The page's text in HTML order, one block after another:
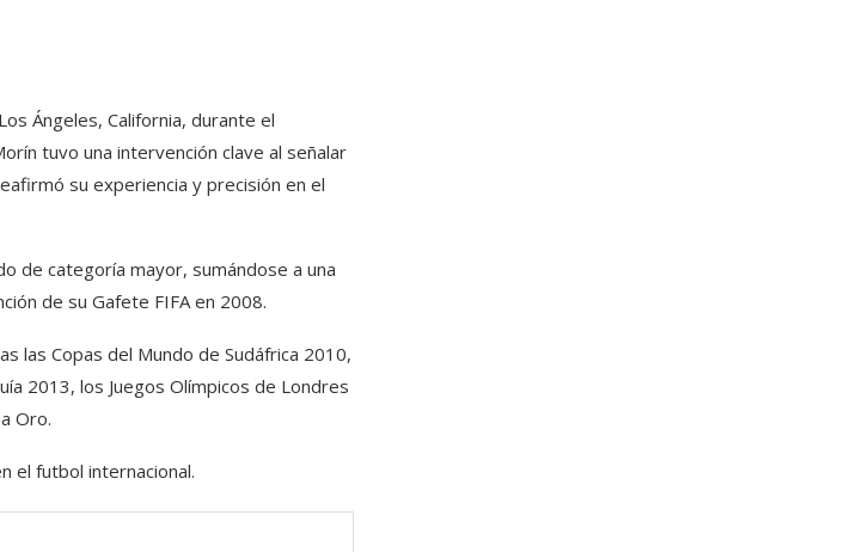
Ángeles, California, durante el
tuvo una intervención clave al señalar
su experiencia y precisión en el
de categoría mayor, sumándose a una
de su Gafete FIFA en 2008.
las Copas del Mundo de Sudáfrica 2010,
2013, los Juegos Olímpicos de Londres
Oro.
el futbol internacional.